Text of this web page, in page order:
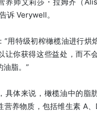
诉 Verywell。
“用特级初榨橄榄油进行烘
让你获得这些益处，而不
油脂。”
具体来说，橄榄油中的脂
营养物质，包括维生素 A、